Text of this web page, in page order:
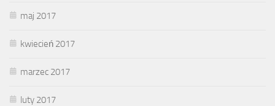
maj 2017
kwiecień 2017
marzec 2017
luty 2017